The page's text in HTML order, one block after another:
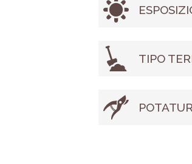
TIPO